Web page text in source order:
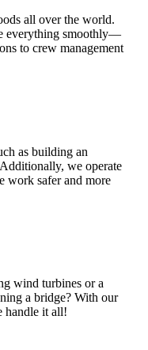
all over the world.
everything smoothly—
to crew management
as building an
we operate
work safer and more
wind turbines or a
a bridge? With our
handle it all!